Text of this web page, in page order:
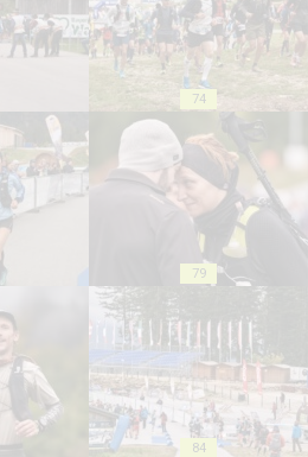
74
79
84